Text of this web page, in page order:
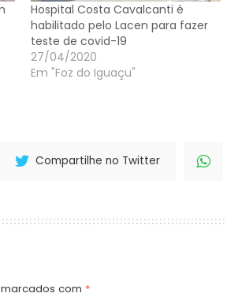
Hospital Costa Cavalcanti é
habilitado pelo Lacen para fazer
teste de covid-19
27/04/2020
Em "Foz do Iguaçu"
Compartilhe no Twitter
com *